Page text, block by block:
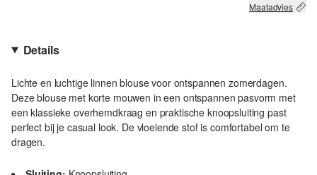
Maatadvies
Details
Lichte en luchtige linnen blouse voor ontspannen zomerdagen.
Deze blouse met korte mouwen in een ontspannen pasvorm met
een klassieke overhemdkraag en praktische knoopsluiting past
perfect bij je casual look. De vloeiende stof is comfortabel om te
dragen.